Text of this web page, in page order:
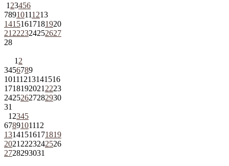
1 23456
78910111213
14151617181920
21 222324252627
28
1 2
3456789
10111213141516
1718192021 2223
24252627282930
31
1 2345
6789101112
13141516171819
2021 2223242526
2728293031